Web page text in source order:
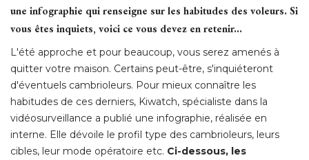
une infographie qui renseigne sur les habitudes des voleurs. Si
vous êtes inquiets, voici ce vous devez en retenir...
L'été approche et pour beaucoup, vous serez amenés à
quitter votre maison. Certains peut-être, s'inquiéteront
d'éventuels cambrioleurs. Pour mieux connaître les
habitudes de ces derniers, Kiwatch, spécialiste dans la
vidéosurveillance a publié une infographie, réalisée en
interne. Elle dévoile le profil type des cambrioleurs, leurs
cibles, leur mode opératoire etc. Ci-dessous, les